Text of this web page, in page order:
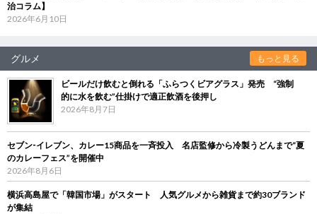
治コラム】
2026年6月10日
グルメ もっと見る
ビールだけ飲むと倒れる「ふらつくビアグラス」発売 “強制
的に水を飲む”仕掛けで適正飲酒を後押し
2026年8月7日
セブン‐イレブン、カレー15商品を一斉投入 名店監修から冷製うどんまで“夏
のカレーフェス”を開催中
2026年8月6日
横浜高島屋で「韓国市場」がスタート 人気グルメから雑貨まで約30ブランド
が集結